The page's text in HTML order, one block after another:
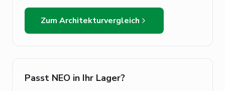
Zum Architekturvergleich
Passt NEO in Ihr Lager?